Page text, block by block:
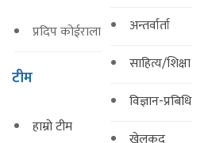
प्रदिप कोईराला
टीम
हाम्रो टीम
अन्तर्वार्ता
साहित्य/शिक्षा
विज्ञान-प्रबिधि